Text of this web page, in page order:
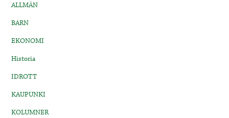
ALLMÄN
BARN
EKONOMI
Historia
IDROTT
KAUPUNKI
KOLUMNER